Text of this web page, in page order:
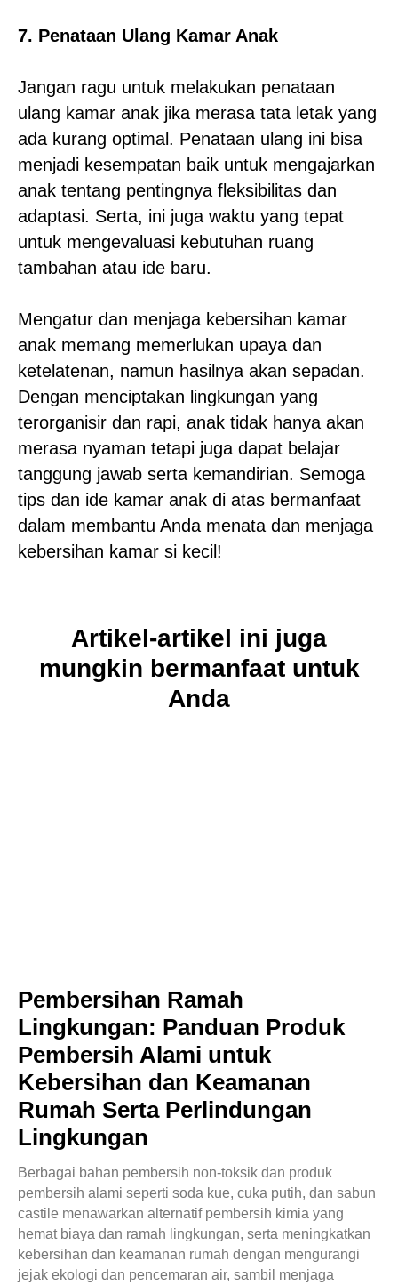
7. Penataan Ulang Kamar Anak
Jangan ragu untuk melakukan penataan
ulang kamar anak jika merasa tata letak yang
ada kurang optimal. Penataan ulang ini bisa
menjadi kesempatan baik untuk mengajarkan
anak tentang pentingnya fleksibilitas dan
adaptasi. Serta, ini juga waktu yang tepat
untuk mengevaluasi kebutuhan ruang
tambahan atau ide baru.
Mengatur dan menjaga kebersihan kamar
anak memang memerlukan upaya dan
ketelatenan, namun hasilnya akan sepadan.
Dengan menciptakan lingkungan yang
terorganisir dan rapi, anak tidak hanya akan
merasa nyaman tetapi juga dapat belajar
tanggung jawab serta kemandirian. Semoga
tips dan ide kamar anak di atas bermanfaat
dalam membantu Anda menata dan menjaga
kebersihan kamar si kecil!
Artikel-artikel ini juga
mungkin bermanfaat untuk
Anda
Pembersihan Ramah
Lingkungan: Panduan Produk
Pembersih Alami untuk
Kebersihan dan Keamanan
Rumah Serta Perlindungan
Lingkungan
Berbagai bahan pembersih non-toksik dan produk
pembersih alami seperti soda kue, cuka putih, dan sabun
castile menawarkan alternatif pembersih kimia yang
hemat biaya dan ramah lingkungan, serta meningkatkan
kebersihan dan keamanan rumah dengan mengurangi
jejak ekologi dan pencemaran air, sambil menjaga